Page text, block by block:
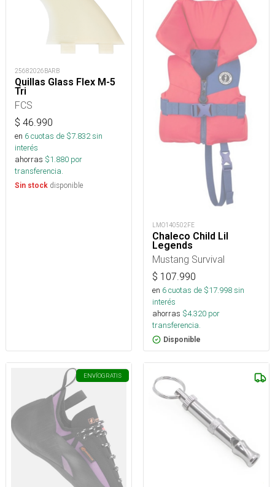
25682026BARB
Quillas Glass Flex M-5
Tri
FCS
$ 46.990
en 6cuotas de $7.832sin
interés
ahorras $1.880 por
transferencia.
Sin stock disponible
LMO140502FE
Chaleco Child Lil
Legends
Mustang Survival
$ 107.990
en 6cuotas de $17.998sin
interés
ahorras $4.320 por
transferencia.
Disponible
ENVÍOGRATIS